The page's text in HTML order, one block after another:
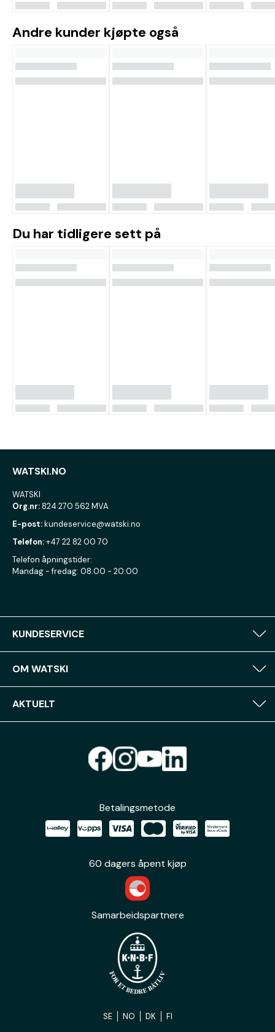
Andre kunder kjøpte også
Du har tidligere sett på
WATSKI.NO
WATSKI
Org.nr:824 270 562 MVA
E-post:kundeservice@watski.no
Telefon:+47 22 82 00 70
Telefon åpningstider:
Mandag - fredag: 08:00 - 20:00
KUNDESERVICE
OM WATSKI
AKTUELT
Betalingsmetode
60 dagers åpent kjøp
Samarbeidspartnere
SE NO DK FI